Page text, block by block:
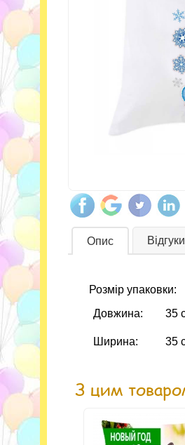
Опис
Розмір упаковки:
Довжина:
35
Ширина: 35
З цим